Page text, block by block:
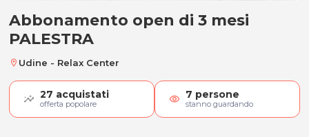
Abbonamento open di 3 mesi
Abbonamento open di 3 mesi
PALESTRA
location_on Udine - Relax Center
27 acquistati
offerta popolare visibility 7 persone
stanno guardando